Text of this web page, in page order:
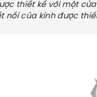
thiết kế với một
nối của kính được